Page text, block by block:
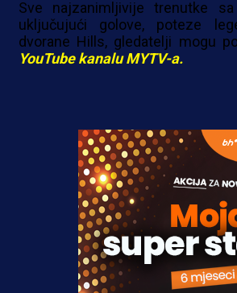
Sve najzanimljivije trenutke
uključujući golove, poteze
dvorane Hills, gledatelji mogu
YouTube kanalu MYTV-a.